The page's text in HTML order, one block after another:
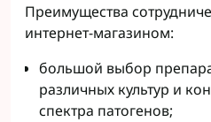
Преимущества
интернет-магазином:
большой выбор
различных культур и
спектра патогенов;